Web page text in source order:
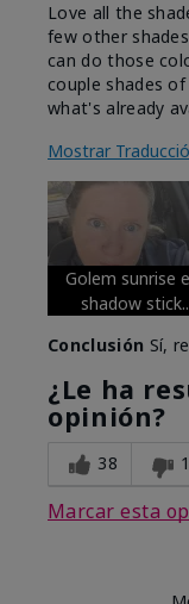
Love all the
few other
can do those
couple shades
what's already
Mostrar
Golem sunrise
shadow
Conclusión Sí,
¿Le ha
opinión?
38 1
Marcar esta